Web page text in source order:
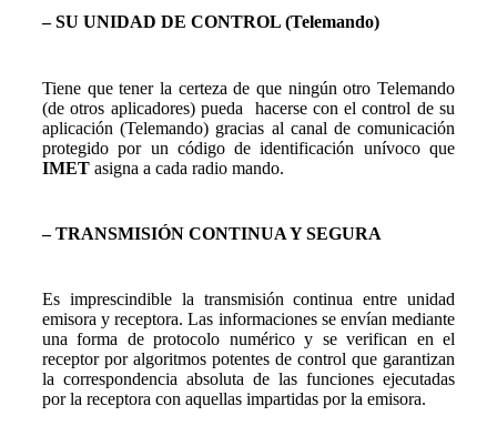
– SU UNIDAD DE CONTROL (Telemando)
Tiene que tener la certeza de que ningún otro Telemando
(de otros aplicadores) pueda hacerse con el control de su
aplicación (Telemando) gracias al canal de comunicación
protegido por un código de identificación unívoco que
IMET asigna a cada radio mando.
– TRANSMISIÓN CONTINUA Y SEGURA
Es imprescindible la transmisión continua entre unidad
emisora y receptora. Las informaciones se envían mediante
una forma de protocolo numérico y se verifican en el
receptor por algoritmos potentes de control que garantizan
la correspondencia absoluta de las funciones ejecutadas
por la receptora con aquellas impartidas por la emisora.